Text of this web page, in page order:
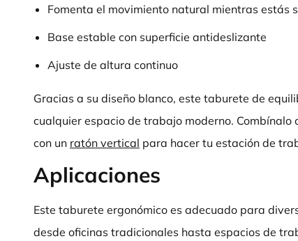
Fomenta el movimiento natural mientras estás
Base estable con superficie antideslizante
Ajuste de altura continuo
Gracias a su diseño blanco, este taburete de
cualquier espacio de trabajo moderno. Combínalo
con un ratón vertical para hacer tu estación de
Aplicaciones
Este taburete ergonómico es adecuado para
desde oficinas tradicionales hasta espacios de